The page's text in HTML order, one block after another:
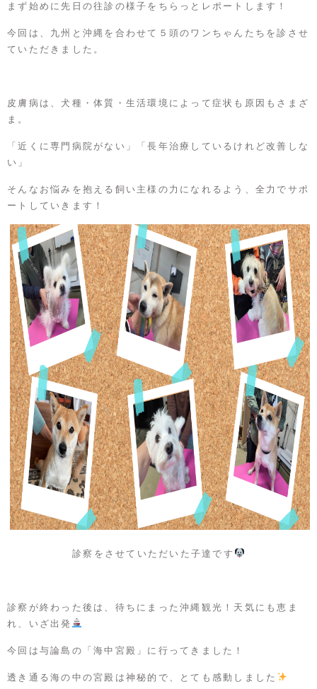
まず始めに先日の往診の様子をちらっとレポートします！
今回は、九州と沖縄を合わせて５頭のワンちゃんたちを診させ
ていただきました。
皮膚病は、犬種・体質・生活環境によって症状も原因もさまざ
ま。
「近くに専門病院がない」「長年治療しているけれど改善しな
い」
そんなお悩みを抱える飼い主様の力になれるよう、全力でサポ
ートしていきます！
診察をさせていただいた子達です
診察が終わった後は、待ちにまった沖縄観光！天気にも恵ま
れ、いざ出発
今回は与論島の「海中宮殿」に行ってきました！
透き通る海の中の宮殿は神秘的で、とても感動しました